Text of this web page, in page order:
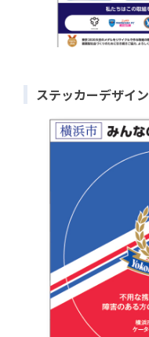
ステッカーデザイン